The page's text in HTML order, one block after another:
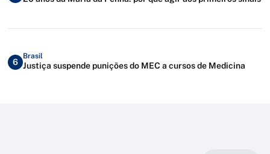
6
Brasil
Justiça suspende punições do MEC a cursos de Medicina